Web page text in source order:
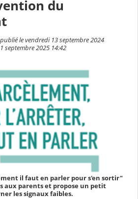
du
publié le vendredi 13 septembre 2024
septembre 2025 14:42
il faut en parler pour s'en sortir"
aux parents et propose un petit
les signaux faibles.